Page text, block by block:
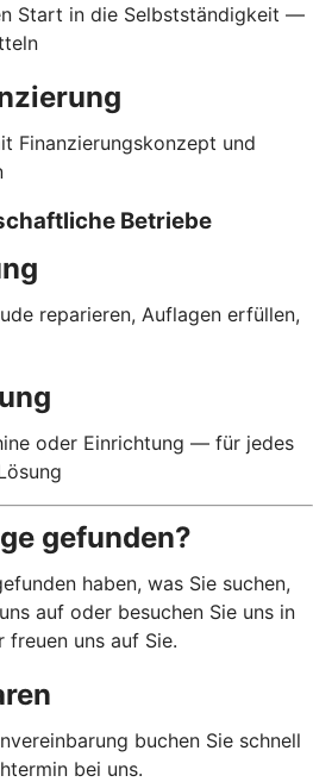
Start in die Selbstständigkeit —
Finanzierungskonzept und
Betriebe
reparieren, Auflagen erfüllen,
oder Einrichtung — für jedes
gefunden?
haben, was Sie suchen,
auf oder besuchen Sie uns in
freuen uns auf Sie.
buchen Sie schnell
bei uns.